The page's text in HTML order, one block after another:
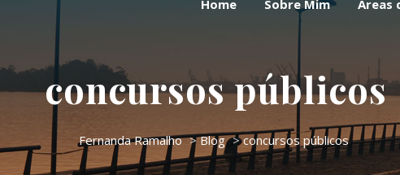
Home Sobre Mim Áreas
concursos públicos
Fernanda Ramalho >Blog >concursos públicos